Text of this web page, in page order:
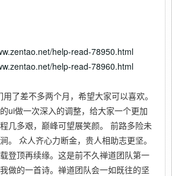
help-read-78950.html
help-read-78960.html
了差不多两个月，希望大家可以喜欢。
ui做一次深入的调整，给大家一个更加
几多艰，巅峰可望展笑颜。 前路多险未
。 众人齐心力断金，贵人相助志更坚。
登顶再续缘。这是前不久禅道团队第一
做的一首诗。禅道团队会一如既往的坚